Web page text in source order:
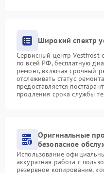
Широкий спектр
Сервисный центр Vestfrost
по всей РФ, бесплатную
ремонт, включая срочный
отслеживать статус
предоставляется
продления срока службы
Оригинальные
безопасное
Использование
аккуратная работа с
резервное копирование,